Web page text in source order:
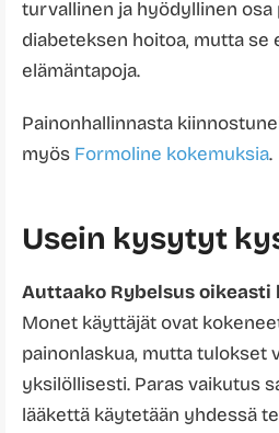
turvallinen ja hyödyllinen osa
diabeteksen hoitoa, mutta se
elämäntapoja.
Painonhallinnasta
myös Formoline kokemuksia.
Usein kysytyt
Auttaako Rybelsus oikeasti
Monet käyttäjät ovat
painonlaskua, mutta tulokset
yksilöllisesti. Paras vaikutus
lääkettä käytetään yhdessä